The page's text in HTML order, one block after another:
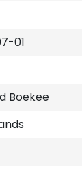
01
Boekee